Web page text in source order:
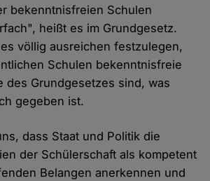
bekenntnisfreien Schulen
heißt es im Grundgesetz.
völlig ausreichen festzulegen,
Schulen bekenntnisfreie
des Grundgesetzes sind, was
gegeben ist.
dass Staat und Politik die
der Schülerschaft als kompetent
Belangen anerkennen und